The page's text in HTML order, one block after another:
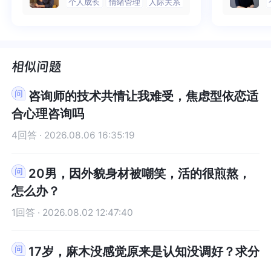
求的自由和权利，咨询中你的反馈，互动，回应特
自由和权利，咨询中你的反馈，互动，回应特别重
而且当咨询师准确说出我当时的情
觉轻快了很多，感觉轻松了。很感
询师准确说出我当时的情绪，我感
了很多，感觉轻松了。很感谢咨询
个人成长 情绪管理 人际关系
再困于
梏，更
咨询师的技术共情让我难受，焦虑型依恋适
合心理咨询吗
4回答 · 2026.08.06 16:35:19
20男，因外貌身材被嘲笑，活的很煎熬，
怎么办？
1回答 · 2026.08.02 12:47:40
17岁，麻木没感觉原来是认知没调好？求分